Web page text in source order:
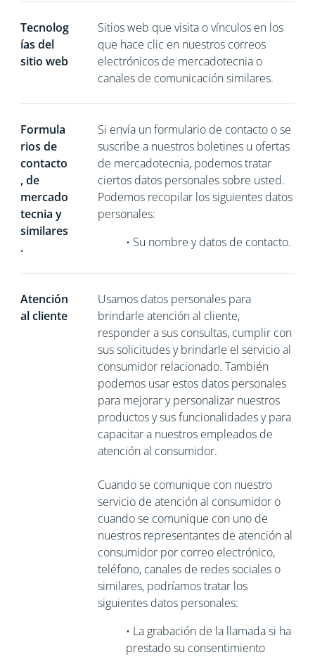
Tecnolog
ías del
sitio web
Sitios web que visita o vínculos en los
que hace clic en nuestros correos
electrónicos de mercadotecnia o
canales de comunicación similares.
Formula
rios de
contacto
, de
mercado
tecnia y
similares
.
Si envía un formulario de contacto o se
suscribe a nuestros boletines u ofertas
de mercadotecnia, podemos tratar
ciertos datos personales sobre usted.
Podemos recopilar los siguientes datos
personales:
• Su nombre y datos de contacto.
Atención
al cliente
Usamos datos personales para
brindarle atención al cliente,
responder a sus consultas, cumplir con
sus solicitudes y brindarle el servicio al
consumidor relacionado. También
podemos usar estos datos personales
para mejorar y personalizar nuestros
productos y sus funcionalidades y para
capacitar a nuestros empleados de
atención al consumidor.
Cuando se comunique con nuestro
servicio de atención al consumidor o
cuando se comunique con uno de
nuestros representantes de atención al
consumidor por correo electrónico,
teléfono, canales de redes sociales o
similares, podríamos tratar los
siguientes datos personales:
• La grabación de la llamada si ha
prestado su consentimiento